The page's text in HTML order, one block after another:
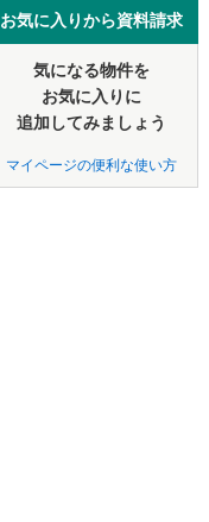
お気に入りから資料請求
気になる物件を
お気に入りに
追加してみましょう
マイページの便利な使い方